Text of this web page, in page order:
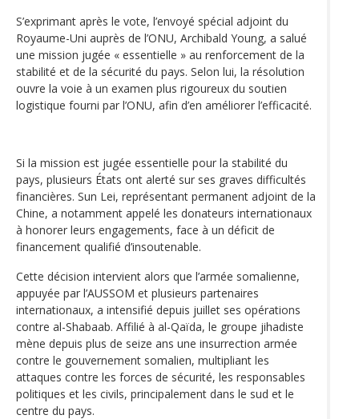
S’exprimant après le vote, l’envoyé spécial adjoint du
Royaume-Uni auprès de l’ONU, Archibald Young, a salué
une mission jugée « essentielle » au renforcement de la
stabilité et de la sécurité du pays. Selon lui, la résolution
ouvre la voie à un examen plus rigoureux du soutien
logistique fourni par l’ONU, afin d’en améliorer l’efficacité.
Si la mission est jugée essentielle pour la stabilité du
pays, plusieurs États ont alerté sur ses graves difficultés
financières. Sun Lei, représentant permanent adjoint de la
Chine, a notamment appelé les donateurs internationaux
à honorer leurs engagements, face à un déficit de
financement qualifié d’insoutenable.
Cette décision intervient alors que l’armée somalienne,
appuyée par l’AUSSOM et plusieurs partenaires
internationaux, a intensifié depuis juillet ses opérations
contre al-Shabaab. Affilié à al-Qaïda, le groupe jihadiste
mène depuis plus de seize ans une insurrection armée
contre le gouvernement somalien, multipliant les
attaques contre les forces de sécurité, les responsables
politiques et les civils, principalement dans le sud et le
centre du pays.